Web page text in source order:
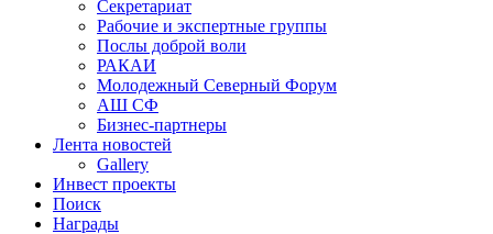
Секретариат
Рабочие и экспертные группы
Послы доброй воли
РАКАИ
Молодежный Северный Форум
АШ СФ
Бизнес-партнеры
Лента новостей
Gallery
Инвест проекты
Поиск
Награды